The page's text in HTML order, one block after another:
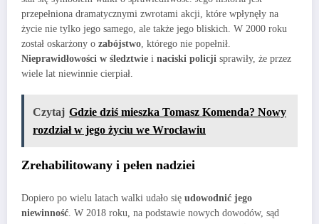
przepełniona dramatycznymi zwrotami akcji, które wpłynęły na
życie nie tylko jego samego, ale także jego bliskich. W 2000 roku
został oskarżony o zabójstwo , którego nie popełnił.
Nieprawidłowości w śledztwie i naciski policji sprawiły, że przez
wiele lat niewinnie cierpiał.
Czytaj Gdzie dziś mieszka Tomasz Komenda? Nowy
rozdział w jego życiu we Wrocławiu
Zrehabilitowany i pełen nadziei
Dopiero po wielu latach walki udało się udowodnić jego
niewinność. W 2018 roku, na podstawie nowych dowodów, sąd